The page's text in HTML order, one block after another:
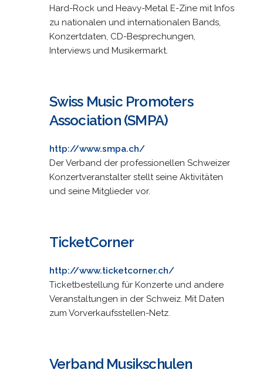
Hard-Rock und Heavy-Metal E-Zine mit Infos
zu nationalen und internationalen Bands,
Konzertdaten, CD-Besprechungen,
Interviews und Musikermarkt.
Swiss Music Promoters
Association (SMPA)
http://www.smpa.ch/
Der Verband der professionellen Schweizer
Konzertveranstalter stellt seine Aktivitäten
und seine Mitglieder vor.
TicketCorner
http://www.ticketcorner.ch/
Ticketbestellung für Konzerte und andere
Veranstaltungen in der Schweiz. Mit Daten
zum Vorverkaufsstellen-Netz.
Verband Musikschulen